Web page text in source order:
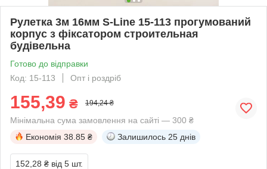
Рулетка 3м 16мм S-Line 15-113 прогумований
корпус з фіксатором строительная
будівельна
Готово до відправки
Код: 15-113
Опт і роздріб
155,39 ₴ 194,24 ₴
Мінімальна сума замовлення на сайті — 300 ₴
Економія 38.85 ₴ Залишилось 25 днів
152,28 ₴ від 5 шт.